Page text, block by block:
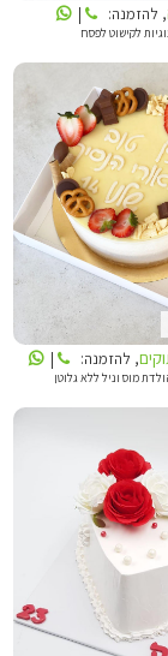
, להזמנה: |
לקישוט לפסח
מתוקים
, להזמנה: |
מוס וניל ללא גלוטן
GALITCAKE